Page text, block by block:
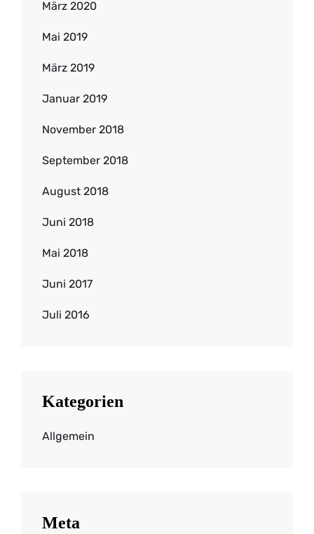
März 2020
Mai 2019
März 2019
Januar 2019
November 2018
September 2018
August 2018
Juni 2018
Mai 2018
Juni 2017
Juli 2016
Kategorien
Allgemein
Meta